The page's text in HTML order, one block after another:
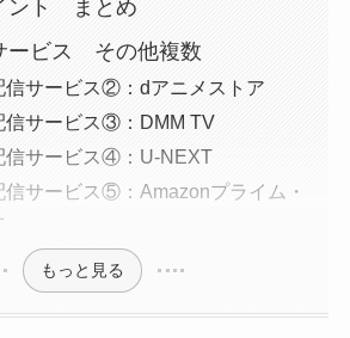
ント まとめ
ービス その他複数
信サービス②：dアニメストア
信サービス③：DMM TV
信サービス④：U-NEXT
信サービス⑤：Amazonプライム・
もっと見る